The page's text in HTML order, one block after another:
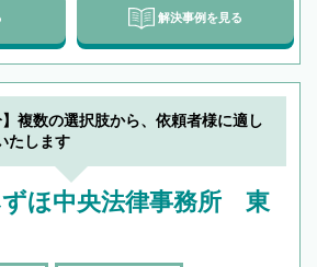
解決事例を見る
】複数の選択肢から、依頼者様に適し
たします
ずほ中央法律事務所 東